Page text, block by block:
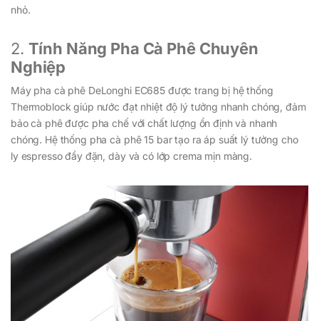
nhỏ.
2. Tính Năng Pha Cà Phê Chuyên
Nghiệp
Máy pha cà phê DeLonghi EC685 được trang bị hệ thống
Thermoblock giúp nước đạt nhiệt độ lý tưởng nhanh chóng, đảm
bảo cà phê được pha chế với chất lượng ổn định và nhanh
chóng. Hệ thống pha cà phê 15 bar tạo ra áp suất lý tưởng cho
ly espresso đầy đặn, dày và có lớp crema mịn màng.